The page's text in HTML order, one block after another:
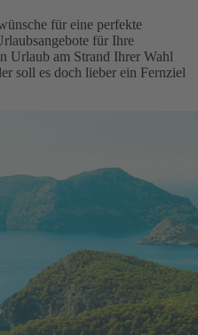
für eine perfekte
für Ihre
Urlaub am Strand Ihrer Wahl
soll es doch lieber ein Fernziel